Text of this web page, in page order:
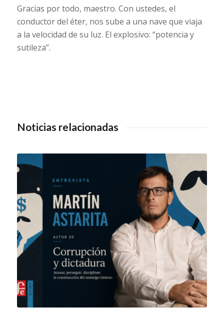
Gracias por todo, maestro. Con ustedes, el
conductor del éter, nos sube a una nave que viaja
a la velocidad de su luz. El explosivo: “potencia y
sutileza”.
Noticias relacionadas